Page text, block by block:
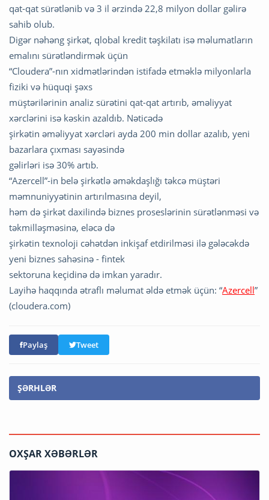
qat-qat sürətlənib və 3 il ərzində 22,8 milyon dollar gəlirə
sahib olub.
Digər nəhəng şirkət, qlobal kredit təşkilatı isə məlumatların
emalını sürətləndirmək üçün
“Cloudera”-nın xidmətlərindən istifadə etməklə milyonlarla
fiziki və hüquqi şəxs
müştərilərinin analiz sürətini qat-qat artırıb, əməliyyat
xərclərini isə kəskin azaldıb. Nəticədə
şirkətin əməliyyat xərcləri ayda 200 min dollar azalıb, yeni
bazarlara çıxması sayəsində
gəlirləri isə 30% artıb.
“Azercell”-in belə şirkətlə əməkdaşlığı təkcə müştəri
məmnuniyyətinin artırılmasına deyil,
həm də şirkət daxilində biznes proseslərinin sürətlənməsi və
təkmilləşməsinə, eləcə də
şirkətin texnoloji cəhətdən inkişaf etdirilməsi ilə gələcəkdə
yeni biznes sahəsinə - fintek
sektoruna keçidinə də imkan yaradır.
Layihə haqqında ətraflı məlumat əldə etmək üçün: “Azercell”
(cloudera.com)
Paylaş Tweet
ŞƏRHLƏR
OXŞAR XƏBƏRLƏR